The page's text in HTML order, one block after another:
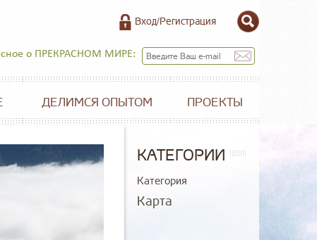
Вход/Регистрация
о ПРЕКРАСНОМ МИРЕ:
ДЕЛИМСЯ ОПЫТОМ ПРОЕКТЫ
КАТЕГОРИИ
Категория
Карта